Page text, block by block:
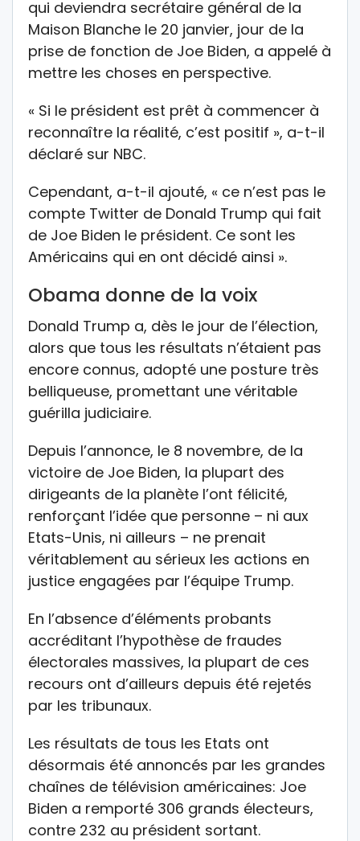
qui deviendra secrétaire général de la
Maison Blanche le 20 janvier, jour de la
prise de fonction de Joe Biden, a appelé à
mettre les choses en perspective.
« Si le président est prêt à commencer à
reconnaître la réalité, c’est positif », a-t-il
déclaré sur NBC.
Cependant, a-t-il ajouté, « ce n’est pas le
compte Twitter de Donald Trump qui fait
de Joe Biden le président. Ce sont les
Américains qui en ont décidé ainsi ».
Obama donne de la voix
Donald Trump a, dès le jour de l’élection,
alors que tous les résultats n’étaient pas
encore connus, adopté une posture très
belliqueuse, promettant une véritable
guérilla judiciaire.
Depuis l’annonce, le 8 novembre, de la
victoire de Joe Biden, la plupart des
dirigeants de la planète l’ont félicité,
renforçant l’idée que personne – ni aux
Etats-Unis, ni ailleurs – ne prenait
véritablement au sérieux les actions en
justice engagées par l’équipe Trump.
En l’absence d’éléments probants
accréditant l’hypothèse de fraudes
électorales massives, la plupart de ces
recours ont d’ailleurs depuis été rejetés
par les tribunaux.
Les résultats de tous les Etats ont
désormais été annoncés par les grandes
chaînes de télévision américaines: Joe
Biden a remporté 306 grands électeurs,
contre 232 au président sortant.